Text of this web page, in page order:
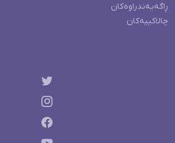
ڕاگەیەندراوەکان
چالاکییەکان